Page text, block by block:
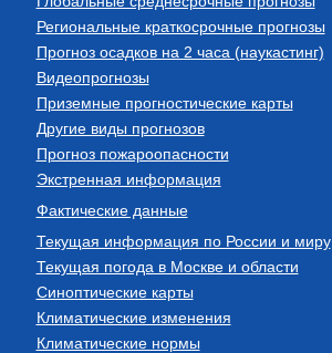
Региональные краткосрочные прогнозы
Прогноз осадков на 2 часа (наукастинг)
Видеопрогнозы
Приземные прогностические карты
Другие виды прогнозов
Прогноз пожароопасности
Экстренная информация
Фактические данные
Текущая информация по России и миру
Текущая погода в Москве и области
Синоптические карты
Климатические изменения
Климатические нормы